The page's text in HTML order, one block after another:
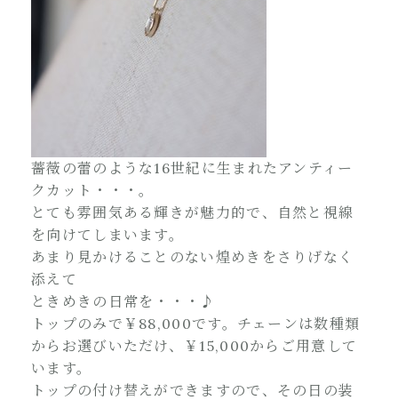
薔薇の蕾のような16世紀に生まれたアンティー
クカット・・・。
とても雰囲気ある輝きが魅力的で、自然と視線
を向けてしまいます。
あまり見かけることのない煌めきをさりげなく
添えて
ときめきの日常を・・・♪
トップのみで￥88,000です。チェーンは数種類
からお選びいただけ、￥15,000からご用意して
います。
トップの付け替えができますので、その日の装